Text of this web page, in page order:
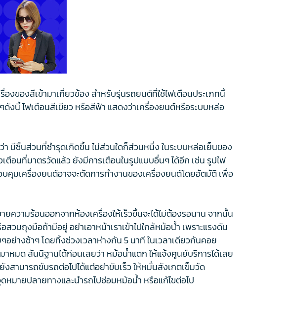
งของสีเข้ามาเกี่ยวข้อง สำหรับรุ่นรถยนต์ที่ใช้ไฟเตือนประเภทนี้
งนี้ ไฟเตือนสีเขียว หรือสีฟ้า แสดงว่าเครื่องยนต์หรือระบบหล่อ
มีชิ้นส่วนที่ชำรุดเกิดขึ้น ไม่ส่วนใดก็ส่วนหนึ่ง ในระบบหล่อเย็นของ
อนที่มาตรวัดแล้ว ยังมีการเตือนในรูปแบบอื่นๆ ได้อีก เช่น รูปไฟ
คุมเครื่องยนต์อาจจะตัดการทำงานของเครื่องยนต์โดยอัตมัติ เพื่อ
ความร้อนออกจากห้องเครื่องให้เร็วขึ้นจะได้ไม่ต้องรอนาน จากนั้น
มถุงมือถ้ามีอยู่ อย่าเอาหน้าเราเข้าไปใกล้หม้อน้ำ เพราะแรงดัน
ย่างช้าๆ โดยทิ้งช่วงเวลาห่างกัน 5 นาที ในเวลาเดียวกันคอย
หมด สันนิฐานได้ก่อนเลยว่า หม้อน้ำแตก ให้แจ้งศูนย์บริการได้เลย
งสามารถขับรถต่อไปได้แต่อย่าขับเร็ว ให้หมั่นสังเกตเข็มวัด
มายปลายทางและนำรถไปซ่อมหม้อน้ำ หรือแก้ไขต่อไป